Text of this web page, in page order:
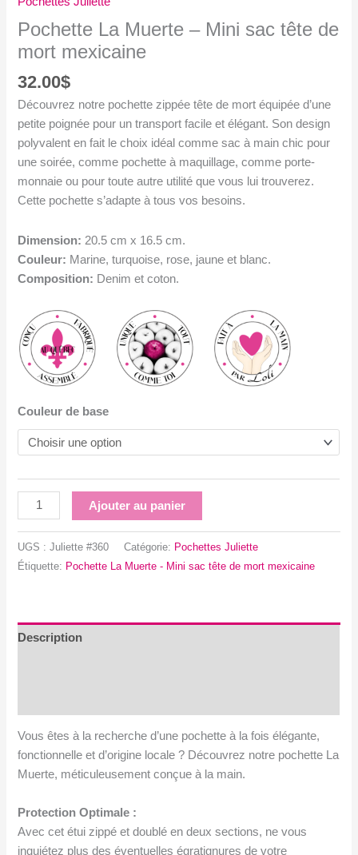
Pochette La Muerte – Mini sac tête de
mort mexicaine
32.00$
Découvrez notre pochette zippée tête de mort équipée d’une
petite poignée pour un transport facile et élégant. Son design
polyvalent en fait le choix idéal comme sac à main chic pour
une soirée, comme pochette à maquillage, comme porte-
monnaie ou pour toute autre utilité que vous lui trouverez.
Cette pochette s’adapte à tous vos besoins.
Dimension: 20.5 cm x 16.5 cm.
Couleur: Marine, turquoise, rose, jaune et blanc.
Composition: Denim et coton.
Couleur de base
quantité
de
La
sac
Ajouter au panier
UGS :Juliette #360 Catégorie: Pochettes Juliette
Étiquette: Pochette La Muerte - Mini sac tête de mort mexicaine
Description
Vous êtes à la recherche d’une pochette à la fois élégante,
fonctionnelle et d’origine locale ? Découvrez notre pochette La
Muerte, méticuleusement conçue à la main.
Protection Optimale :
Avec cet étui zippé et doublé en deux sections, ne vous
inquiétez plus des éventuelles égratignures de votre